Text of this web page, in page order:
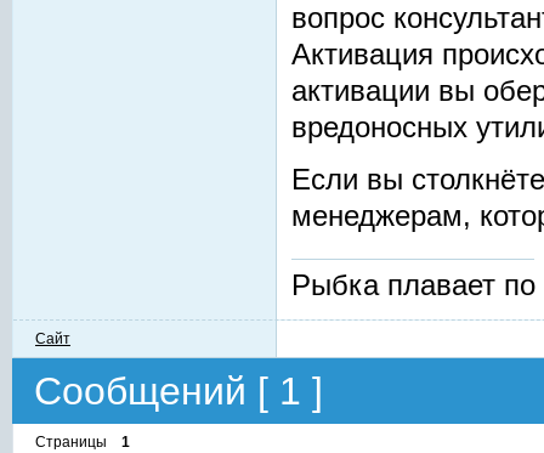
вопрос
Активация
активации вы
вредоносных
Если вы
менеджерам,
Рыбка плавает
Сайт
Сообщений [ 1 ]
Страницы 1